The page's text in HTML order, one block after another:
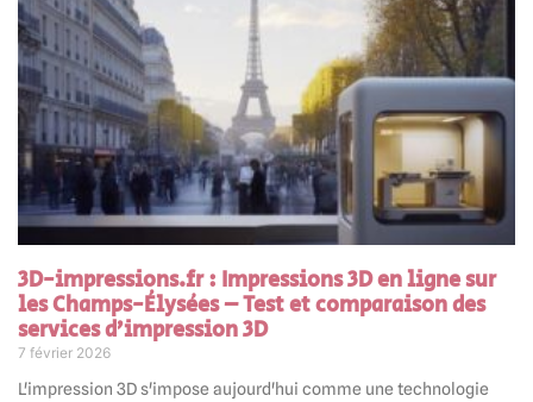
3D-impressions.fr : Impressions 3D en ligne sur
les Champs-Élysées – Test et comparaison des
services d’impression 3D
7 février 2026
L'impression 3D s'impose aujourd'hui comme une technologie